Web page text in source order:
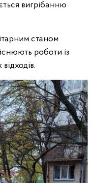
вигрібанню
станом
роботи із